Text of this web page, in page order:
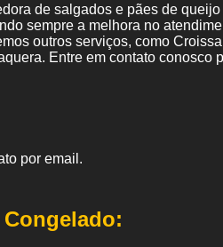
de salgados e pães de
sempre a melhora no
outros serviços, como
Entre em contato conosco
por email.